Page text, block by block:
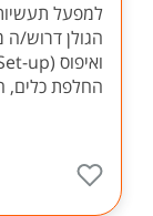
למפעל
החלפת כלים,